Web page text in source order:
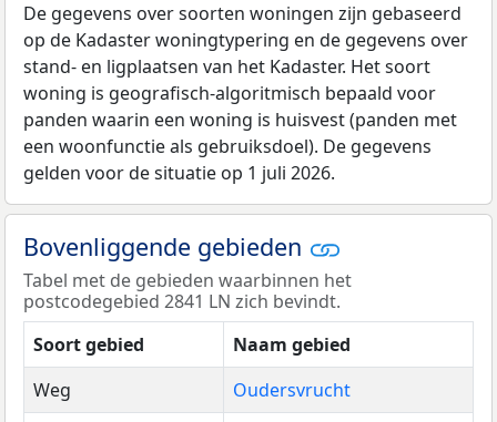
De gegevens over soorten woningen zijn gebaseerd
op de Kadaster woningtypering en de gegevens over
stand- en ligplaatsen van het Kadaster. Het soort
woning is geografisch-algoritmisch bepaald voor
panden waarin een woning is huisvest (panden met
een woonfunctie als gebruiksdoel). De gegevens
gelden voor de situatie op 1 juli 2026.
Bovenliggende gebieden
Tabel met de gebieden waarbinnen het
postcodegebied 2841 LN zich bevindt.
Soort gebied
Naam gebied
Weg
Oudersvrucht